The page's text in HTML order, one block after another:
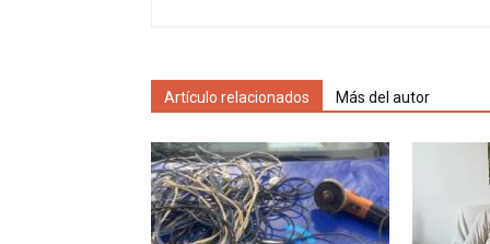
Artículo relacionados Más del autor